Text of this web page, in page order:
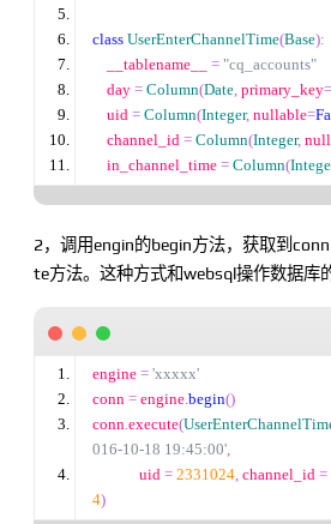
class UserEnterChannelTime(Base):
__tablename__
= "cq_accounts"
    day
= Column(Date, primary_key=
    uid
= Column(Integer, nullable=
    channel_id
= Column(Integer,
    in_channel_time
= Column(
2，调用engin的begin方法，获取到
te方法。这种方式和websql操作数据库
engine = 'xxxxx'
conn = engine begin()
conn execute(
016-10-18 19:45:00'
             uid
= 2331024 channel_id =
4)